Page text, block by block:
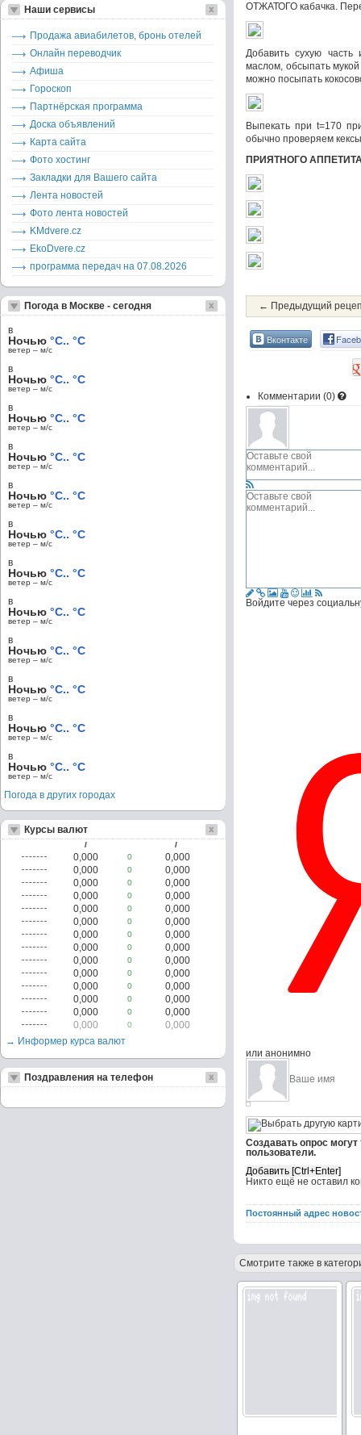
ОТЖАТОГО кабачка.
Добавить сухую
маслом, обсыпать
можно посыпать
Выпекать при t=170
обычно проверяем
ПРИЯТНОГО
← Предыдущий
Вконтакте
Комментарии (0)
Войдите через
или анонимно
Создавать опрос
пользователи.
Никто ещё не оставил
Постоянный адрес
Смотрите также в
Наши сервисы
Продажа авиабилетов, бронь отелей
Онлайн переводчик
Афиша
Гороскоп
Партнёрская программа
Доска объявлений
Карта сайта
Фото хостинг
Закладки для Вашего сайта
Лента новостей
Фото лента новостей
KMdvere.cz
EkoDvere.cz
программа передач на 07.08.2026
Погода в Москве - сегодня
в
Ночью °C.. °C
ветер – м/c
в
Ночью °C.. °C
ветер – м/c
в
Ночью °C.. °C
ветер – м/c
в
Ночью °C.. °C
ветер – м/c
в
Ночью °C.. °C
ветер – м/c
в
Ночью °C.. °C
ветер – м/c
в
Ночью °C.. °C
ветер – м/c
в
Ночью °C.. °C
ветер – м/c
в
Ночью °C.. °C
ветер – м/c
в
Ночью °C.. °C
ветер – м/c
в
Ночью °C.. °C
ветер – м/c
в
Ночью °C.. °C
ветер – м/c
Погода в других городах
Курсы валют
/ /
0,000 0
0,000
0,000
0
0,000
0,000
0
0,000
0,000
0
0,000
0,000
0
0,000
0,000
0
0,000
0,000
0
0,000
0,000
0
0,000
0,000
0
0,000
0,000
0
0,000
0,000
0
0,000
0,000
0
0,000
0,000
0
0,000
0,000
0
0,000
→ Информер курса валют
Поздравления на телефон